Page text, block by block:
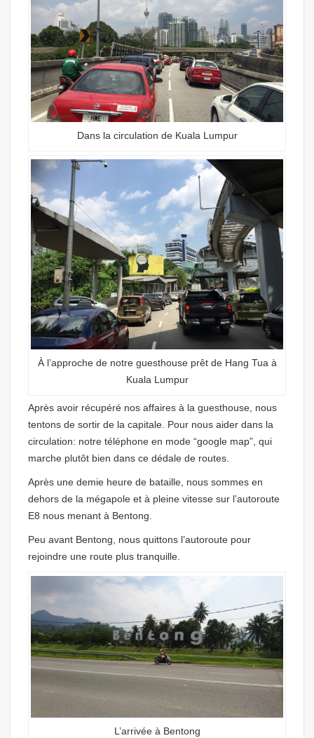
Dans la circulation de Kuala Lumpur
À l’approche de notre guesthouse prêt de Hang Tua à
Kuala Lumpur
Après avoir récupéré nos affaires à la guesthouse, nous
tentons de sortir de la capitale. Pour nous aider dans la
circulation: notre téléphone en mode “google map”, qui
marche plutôt bien dans ce dédale de routes.
Après une demie heure de bataille, nous sommes en
dehors de la mégapole et à pleine vitesse sur l’autoroute
E8 nous menant à Bentong.
Peu avant Bentong, nous quittons l’autoroute pour
rejoindre une route plus tranquille.
L’arrivée à Bentong